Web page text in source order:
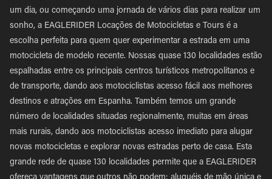
um dia, ou começando uma jornada de vários dias para realizar um
sonho, a EAGLERIDER Locações de Motocicletas e Tours é a
escolha perfeita para quem quer experimentar a estrada em uma
motocicleta de modelo recente. Nossas quase 130 localidades estão
espalhadas entre os principais centros turísticos metropolitanos e
de transporte, dando aos motociclistas acesso fácil aos melhores
destinos e atrações em Espanha. Também temos um grande
número de localidades situadas regionalmente, muitas em áreas
mais rurais, dando aos motociclistas acesso imediato para alugar
novas motocicletas e explorar novas estradas perto de casa. Esta
grande rede de quase 130 localidades permite que a EAGLERIDER